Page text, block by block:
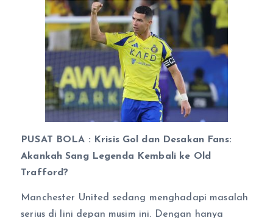
PUSAT BOLA :
Krisis Gol dan Desakan Fans:
Akankah Sang Legenda Kembali ke Old
Trafford?
Manchester United sedang menghadapi masalah
serius di lini depan musim ini. Dengan hanya